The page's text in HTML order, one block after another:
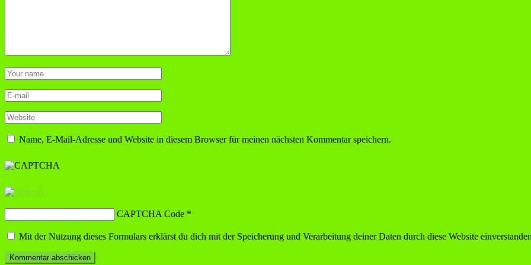
Name, E-Mail-Adresse und Website in diesem Browser für meinen nächsten Kommentar speichern.
CAPTCHA Code *
Mit der Nutzung dieses Formulars erklärst du dich mit der Speicherung und Verarbeitung deiner Daten durch diese Website